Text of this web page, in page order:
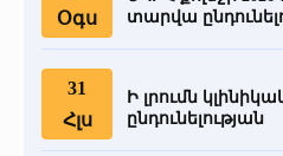
Օգս
տարվա
31
Հլս
Ի լրումն
ընդունելության